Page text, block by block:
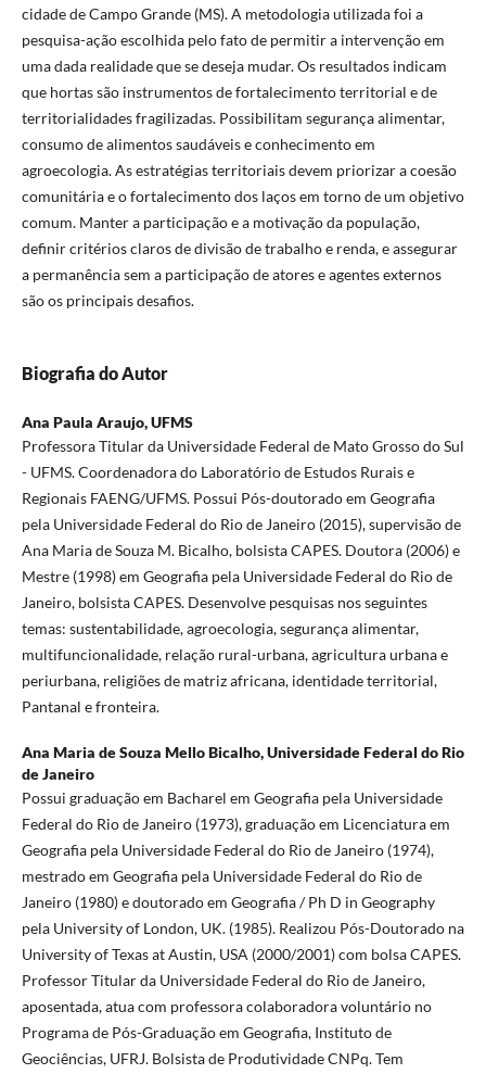
cidade de Campo Grande (MS). A metodologia utilizada foi a
pesquisa-ação escolhida pelo fato de permitir a intervenção em
uma dada realidade que se deseja mudar. Os resultados indicam
que hortas são instrumentos de fortalecimento territorial e de
territorialidades fragilizadas. Possibilitam segurança alimentar,
consumo de alimentos saudáveis e conhecimento em
agroecologia. As estratégias territoriais devem priorizar a coesão
comunitária e o fortalecimento dos laços em torno de um objetivo
comum. Manter a participação e a motivação da população,
definir critérios claros de divisão de trabalho e renda, e assegurar
a permanência sem a participação de atores e agentes externos
são os principais desafios.
Biografia do Autor
Ana Paula Araujo,UFMS
Professora Titular da Universidade Federal de Mato Grosso do Sul
- UFMS. Coordenadora do Laboratório de Estudos Rurais e
Regionais FAENG/UFMS. Possui Pós-doutorado em Geografia
pela Universidade Federal do Rio de Janeiro (2015), supervisão de
Ana Maria de Souza M. Bicalho, bolsista CAPES. Doutora (2006) e
Mestre (1998) em Geografia pela Universidade Federal do Rio de
Janeiro, bolsista CAPES. Desenvolve pesquisas nos seguintes
temas: sustentabilidade, agroecologia, segurança alimentar,
multifuncionalidade, relação rural-urbana, agricultura urbana e
periurbana, religiões de matriz africana, identidade territorial,
Pantanal e fronteira.
Ana Maria de Souza Mello Bicalho,Universidade Federal do Rio
de Janeiro
Possui graduação em Bacharel em Geografia pela Universidade
Federal do Rio de Janeiro (1973), graduação em Licenciatura em
Geografia pela Universidade Federal do Rio de Janeiro (1974),
mestrado em Geografia pela Universidade Federal do Rio de
Janeiro (1980) e doutorado em Geografia / Ph D in Geography
pela University of London, UK. (1985). Realizou Pós-Doutorado na
University of Texas at Austin, USA (2000/2001) com bolsa CAPES.
Professor Titular da Universidade Federal do Rio de Janeiro,
aposentada, atua com professora colaboradora voluntário no
Programa de Pós-Graduação em Geografia, Instituto de
Geociências, UFRJ. Bolsista de Produtividade CNPq. Tem